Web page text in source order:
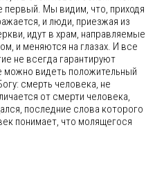
первый. Мы видим, что, приходя
и люди, приезжая из
идут в храм, направляемые
и меняются на глазах. И все
не всегда гарантируют
можно видеть положительный
смерть человека, не
от смерти человека,
последние слова которого
понимает, что молящегося